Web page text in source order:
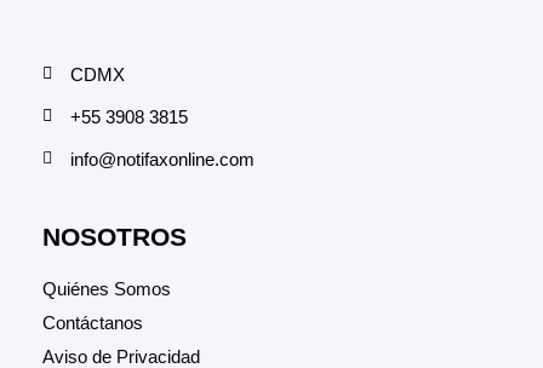
CDMX
+55 3908 3815
info@notifaxonline.com
NOSOTROS
Quiénes Somos
Contáctanos
Aviso de Privacidad